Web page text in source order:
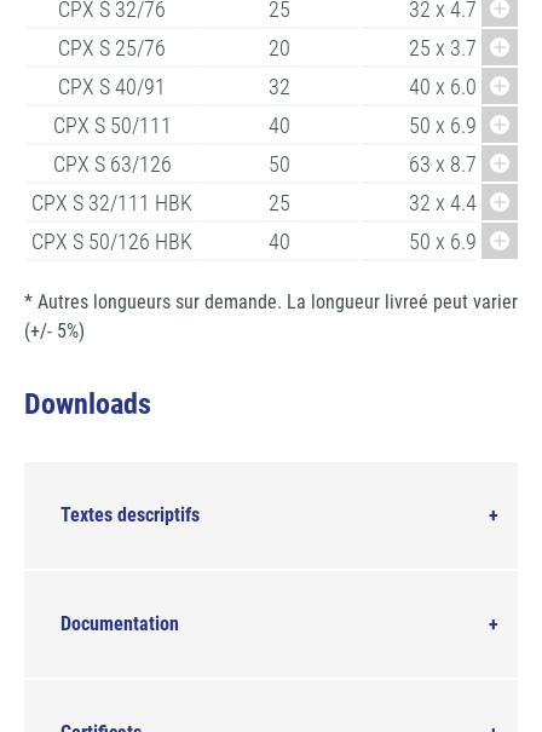
CPX S 32/76
25
32 x 4.7
CPX S 25/76
20
25 x 3.7
CPX S 40/91
32
40 x 6.0
CPX S 50/111
40
50 x 6.9
CPX S 63/126
50
63 x 8.7
CPX S 32/111 HBK
25
32 x 4.4
CPX S 50/126 HBK
40 50 x 6.9
* Autres longueurs sur demande. La longueur livreé peut varier
(+/- 5%)
Downloads
Textes descriptifs
Documentation